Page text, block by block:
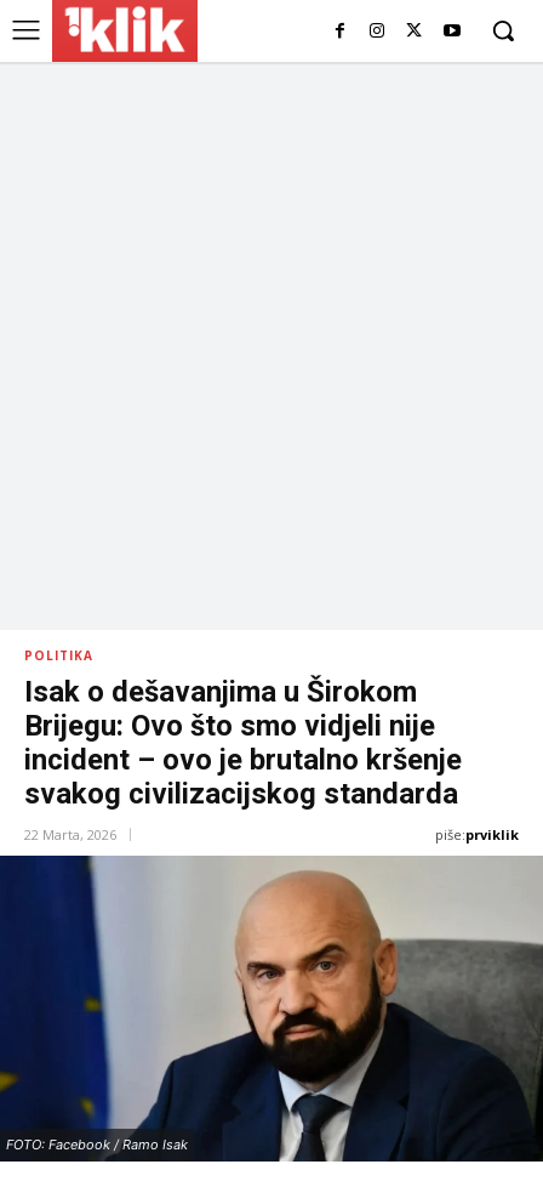
POLITIKA
Isak o dešavanjima u Širokom
Brijegu: Ovo što smo vidjeli nije
incident – ovo je brutalno kršenje
svakog civilizacijskog standarda
22 Marta, 2026 piše:prviklik
FOTO: Facebook / Ramo Isak